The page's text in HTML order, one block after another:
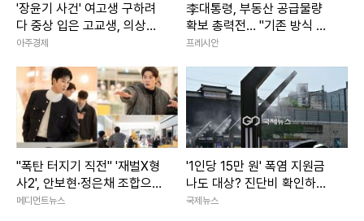
'장윤기 사건' 여고생 구하려
다 중상 입은 고교생, 의상자
인정
아주경제
李대통령, 부동산 공급물량
확보 총력전… "기존 방식 매
달리지 말라"
프레시안
"폭탄 터지기 직전" '재벌X형
사2', 안보현·정은채 조합으로
화려한 출격
메디먼트뉴스
'1인당 15만 원' 폭염 지원금
나도 대상? 진단비 확인하세
요
국제뉴스